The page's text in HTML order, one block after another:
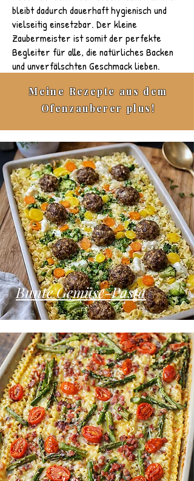
bleibt dadurch dauerhaft hygienisch und
vielseitig einsetzbar. Der kleine
Zaubermeister ist somit der perfekte
Begleiter für alle, die natürliches Backen
und unverfälschten Geschmack lieben.
Meine Rezepte aus dem
Ofenzauberer plus!
Bunte Gemüse-Pasta